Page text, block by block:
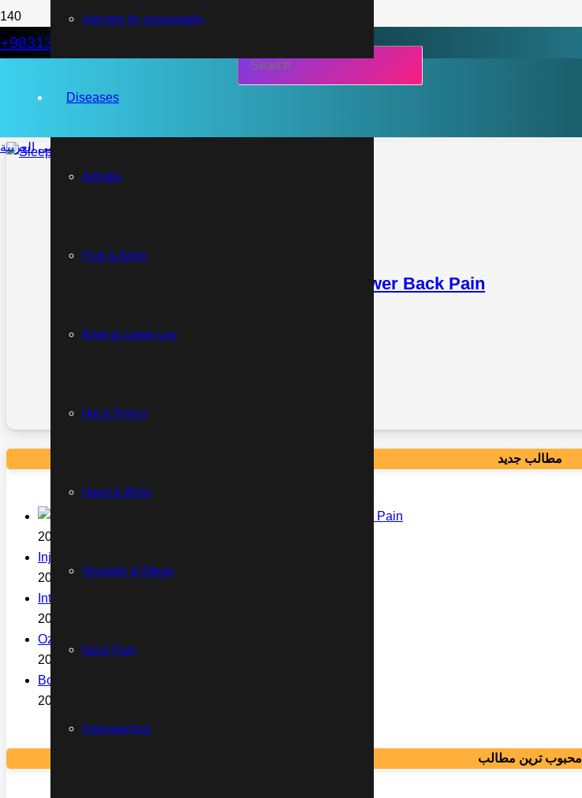
+983132240068
Injection by sonography
Diseases
Arthritis
Foot & Ankle
Knee & Lower Leg
Hip & Femur
Hand & Wrist
Shoulder & Elbow
Neck Pain
Osteoporosis
فارسی العربية
Best Sleeping Positions for Lower Back Pain
مطالب جدید
Best Sleeping Positions for Lower Back Pain
2020-03-15
Injection by sonography
2019-12-10
Interventional pain treatments
2019-12-10
Ozone Therapy
2019-12-10
Botox
2019-12-10
محبوب ترین مطالب